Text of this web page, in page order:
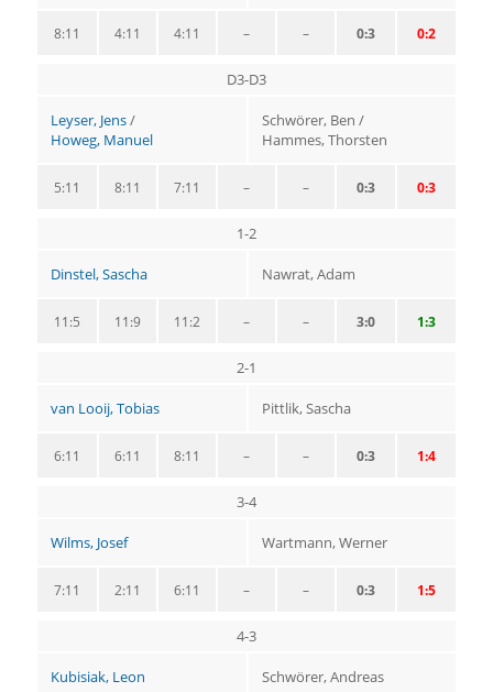
0:2
0:3
–
–
4:11
4:11
8:11
D3-D3
Leyser, Jens/
Howeg, Manuel
Schwörer, Ben /
Hammes, Thorsten
0:3
0:3
–
–
7:11
8:11
5:11
1-2
Dinstel, Sascha Nawrat, Adam
1:3
3:0
–
–
11:2
11:9
11:5
2-1
van Looij, Tobias Pittlik, Sascha
1:4
0:3
–
–
8:11
6:11
6:11
3-4
Wilms, Josef Wartmann, Werner
1:5
0:3
–
–
6:11
2:11
7:11
4-3
Kubisiak, Leon Schwörer, Andreas